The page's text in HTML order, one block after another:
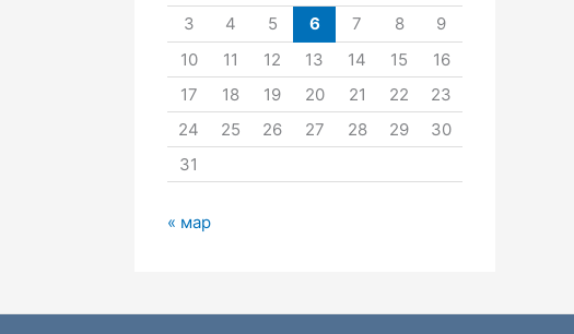
3
4 5 6 7 8
9
10
11 12 13 14 15
16
17
18 19 20 21 22
23
24
25 26 27 28 29
30
31
« мар